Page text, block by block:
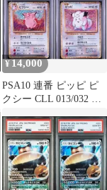
¥14,000
PSA10 連番 ピッピ ピ
クシー CLL 013/032 ク